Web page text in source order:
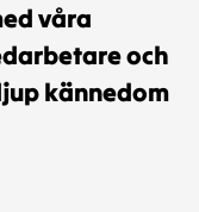
våra
och
kännedom